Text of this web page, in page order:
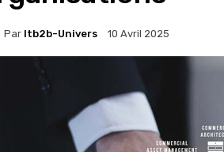
Par Itb2b-Univers 10 Avril 2025